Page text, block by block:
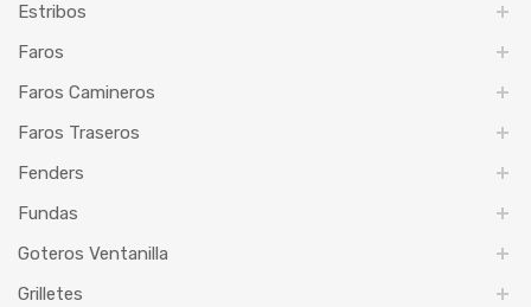
Estribos
Faros
Faros Camineros
Faros Traseros
Fenders
Fundas
Goteros Ventanilla
Grilletes